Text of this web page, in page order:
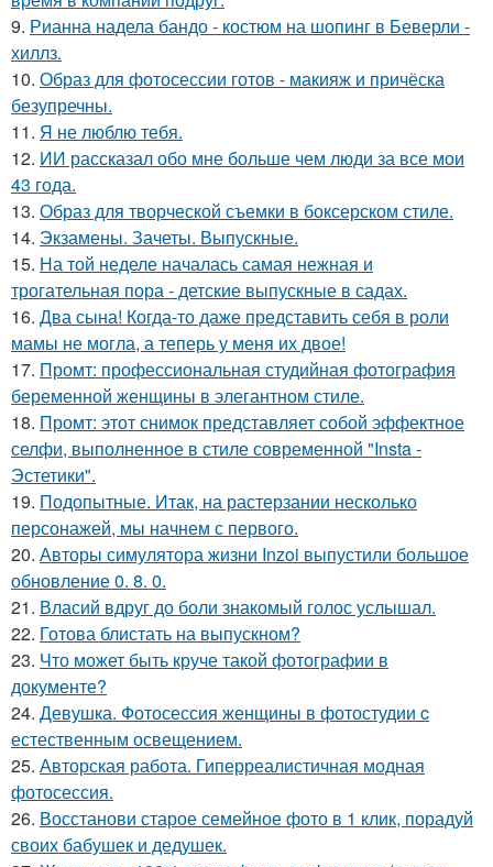
9. Рианна надела бандо - костюм на шопинг в Беверли -
хиллз.
10. Образ для фотосессии готов - макияж и причёска
безупречны.
11. Я не люблю тебя.
12. ИИ рассказал обо мне больше чем люди за все мои
43 года.
13. Образ для творческой съемки в боксерском стиле.
14. Экзамены. Зачеты. Выпускные.
15. На той неделе началась самая нежная и
трогательная пора - детские выпускные в садах.
16. Два сына! Когда-то даже представить себя в роли
мамы не могла, а теперь у меня их двое!
17. Промт: профессиональная студийная фотография
беременной женщины в элегантном стиле.
18. Промт: этот снимок представляет собой эффектное
селфи, выполненное в стиле современной "Insta -
Эстетики".
19. Подопытные. Итак, на растерзании несколько
персонажей, мы начнем с первого.
20. Авторы симулятора жизни Inzoi выпустили большое
обновление 0. 8. 0.
21. Власий вдруг до боли знакомый голос услышал.
22. Готова блистать на выпускном?
23. Что может быть круче такой фотографии в
документе?
24. Девушка. Фотосессия женщины в фотостудии c
естественным освещением.
25. Авторская работа. Гиперреалистичная модная
фотосессия.
26. Восстанови старое семейное фото в 1 клик, порадуй
своих бабушек и дедушек.